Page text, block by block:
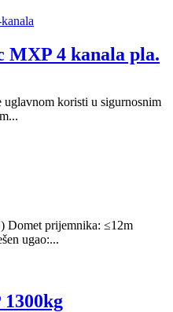
4 kanala pla.
koristi u sigurnosnim
Domet prijemnika: ≤12m
ugao:...